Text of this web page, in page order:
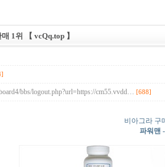
1위 【 vcQq.top 】
bbs/logout.php?url=https://cm55.vvdd… [688]
비아그라 구
파워맨